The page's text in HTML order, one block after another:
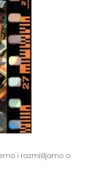
i razmišljamo o